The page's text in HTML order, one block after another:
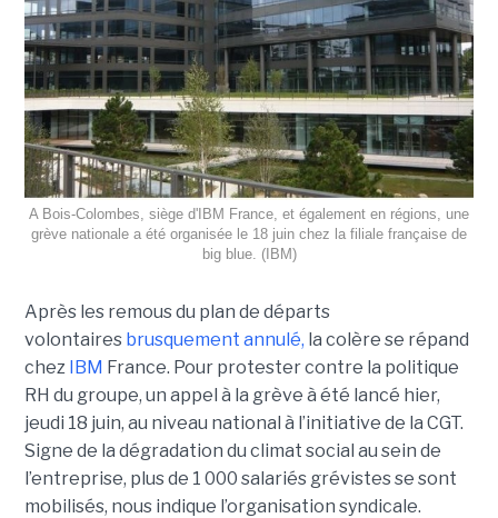
A Bois-Colombes, siège d'IBM France, et également en régions, une
grève nationale a été organisée le 18 juin chez la filiale française de
big blue. (IBM)
Après les remous du plan de départs
volontaires brusquement annulé, la colère se répand
chez IBM France. Pour protester contre la politique
RH du groupe, un appel à la grève à été lancé hier,
jeudi 18 juin, au niveau national à l’initiative de la CGT.
Signe de la dégradation du climat social au sein de
l’entreprise, plus de 1 000 salariés grévistes se sont
mobilisés, nous indique l’organisation syndicale.